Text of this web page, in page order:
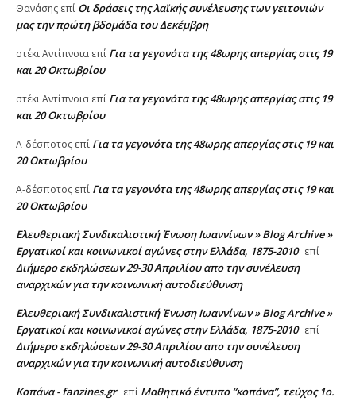
Θανάσης επί Οι δράσεις της λαϊκής συνέλευσης των γειτονιών
μας την πρώτη βδομάδα του Δεκέμβρη
στέκι Αντίπνοια επί Για τα γεγονότα της 48ωρης απεργίας στις 19
και 20 Οκτωβρίου
στέκι Αντίπνοια επί Για τα γεγονότα της 48ωρης απεργίας στις 19
και 20 Οκτωβρίου
A-δέσποτος επί Για τα γεγονότα της 48ωρης απεργίας στις 19 και
20 Οκτωβρίου
A-δέσποτος επί Για τα γεγονότα της 48ωρης απεργίας στις 19 και
20 Οκτωβρίου
Ελευθεριακή Συνδικαλιστική Ένωση Ιωαννίνων » Blog Archive »
Εργατικοί και κοινωνικοί αγώνες στην Ελλάδα, 1875-2010 επί
Διήμερο εκδηλώσεων 29-30 Απριλίου απο την συνέλευση
αναρχικών για την κοινωνική αυτοδιεύθυνση
Ελευθεριακή Συνδικαλιστική Ένωση Ιωαννίνων » Blog Archive »
Εργατικοί και κοινωνικοί αγώνες στην Ελλάδα, 1875-2010 επί
Διήμερο εκδηλώσεων 29-30 Απριλίου απο την συνέλευση
αναρχικών για την κοινωνική αυτοδιεύθυνση
Κοπάνα - fanzines.gr επί Μαθητικό έντυπο “κοπάνα”, τεύχος 1ο.